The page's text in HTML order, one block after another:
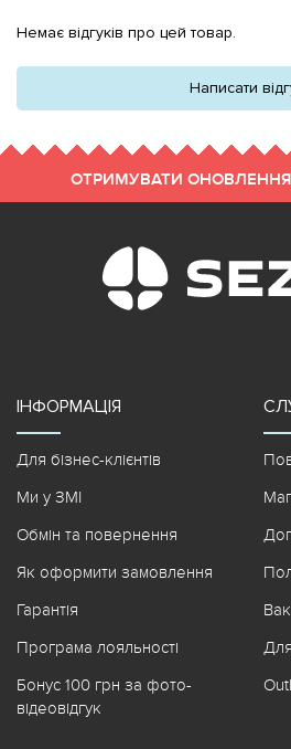
Немає відгуків про цей товар.
Написати
ОТРИМУВАТИ
ІНФОРМАЦІЯ
Для бізнес-клієнтів
Ми у ЗМІ
Обмін та повернення
Як оформити замовлення
Гарантія
Програма лояльності
Бонус 100 грн за фото-
відеовідгук